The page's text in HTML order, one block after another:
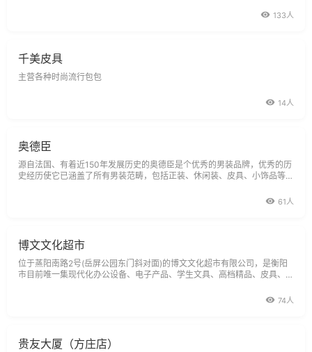
133人
千美皮具
主营各种时尚流行包包
14人
奥德臣
源自法国、有着近150年发展历史的奥德臣是个优秀的男装品牌，优秀的历
史经历使它已涵盖了所有男装范畴，包括正装、休闲装、皮具、小饰品等
卓越的品质。来自于大自然的温和色调，优雅的色调再融合奥德臣宽松相宜
61人
博文文化超市
位于蒸阳南路2号(岳屏公园东门斜对面)的博文文化超市有限公司，是衡阳
市目前唯一集现代化办公设备、电子产品、学生文具、高档精品、皮具、办
健身器材等为一体的综合性大型商业企业，经营面积达1300多平方米，交
74人
贵友大厦（方庄店）